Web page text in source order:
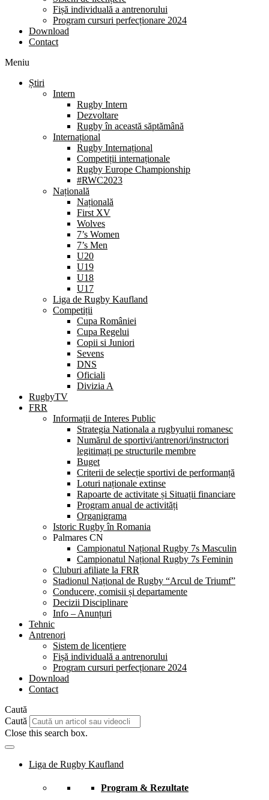
Fișă individuală a antrenorului
Program cursuri perfecționare 2024
Download
Contact
Meniu
Știri
Intern
Rugby Intern
Dezvoltare
Rugby în această săptămână
Internațional
Rugby Internațional
Competiții internaționale
Rugby Europe Championship
#RWC2023
Națională
Națională
First XV
Wolves
7’s Women
7’s Men
U20
U19
U18
U17
Liga de Rugby Kaufland
Competiții
Cupa României
Cupa Regelui
Copii si Juniori
Sevens
DNS
Oficiali
Divizia A
RugbyTV
FRR
Informații de Interes Public
Strategia Nationala a rugbyului romanesc
Numărul de sportivi/antrenori/instructori
legitimați pe structurile membre
Buget
Criterii de selecție sportivi de performanță
Loturi naționale extinse
Rapoarte de activitate și Situații financiare
Program anual de activități
Organigrama
Istoric Rugby în Romania
Palmares CN
Campionatul Național Rugby 7s Masculin
Campionatul Național Rugby 7s Feminin
Cluburi afiliate la FRR
Stadionul Național de Rugby “Arcul de Triumf”
Conducere, comisii și departamente
Decizii Disciplinare
Info – Anunțuri
Tehnic
Antrenori
Sistem de licențiere
Fișă individuală a antrenorului
Program cursuri perfecționare 2024
Download
Contact
Caută
Caută
Close this search box.
Liga de Rugby Kaufland
Program & Rezultate